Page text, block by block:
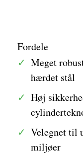
Fordele
Meget
hærdet stål
Høj
Velegnet til
miljøer